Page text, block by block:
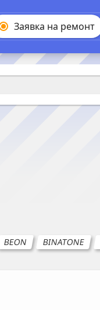
Заявка на ремонт
BEON BINATONE